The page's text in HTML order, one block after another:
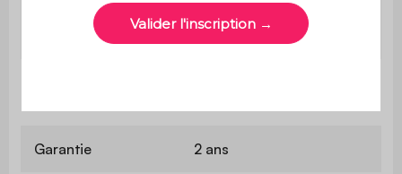
Montage
simple, une notice est
fournie
Garantie 2 ans